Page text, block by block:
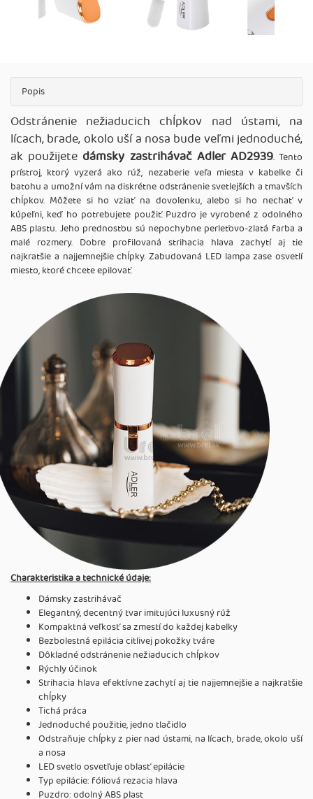
Popis
Odstránenie nežiaducich chĺpkov nad ústami, na
lícach, brade, okolo uší a nosa bude veľmi jednoduché,
ak použijete dámsky zastrihávač Adler AD2939. Tento
prístroj, ktorý vyzerá ako rúž, nezaberie veľa miesta v kabelke či
batohu a umožní vám na diskrétne odstránenie svetlejších a tmavších
chĺpkov. Môžete si ho vziať na dovolenku, alebo si ho nechať v
kúpeľni, keď ho potrebujete použiť. Puzdro je vyrobené z odolného
ABS plastu. Jeho prednosťou sú nepochybne perleťovo-zlatá farba a
malé rozmery. Dobre profilovaná strihacia hlava zachytí aj tie
najkratšie a najjemnejšie chĺpky. Zabudovaná LED lampa zase osvetlí
miesto, ktoré chcete epilovať.
Charakteristika a technické údaje:
Dámsky zastrihávač
Elegantný, decentný tvar imitujúci luxusný rúž
Kompaktná veľkosť sa zmestí do každej kabelky
Bezbolestná epilácia citlivej pokožky tváre
Dôkladné odstránenie nežiaducich chĺpkov
Rýchly účinok
Strihacia hlava efektívne zachytí aj tie najjemnejšie a najkratšie
chĺpky
Tichá práca
Jednoduché použitie, jedno tlačidlo
Odstraňuje chĺpky z pier nad ústami, na lícach, brade, okolo uší
a nosa
LED svetlo osvetľuje oblasť epilácie
Typ epilácie: fóliová rezacia hlava
Puzdro: odolný ABS plast